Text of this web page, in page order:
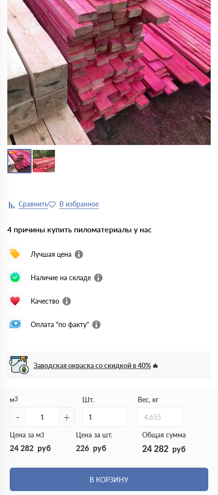
4 причины купить пиломатериалы у нас
Лучшая цена
Наличие на складе
Качество
Оплата "по факту"
Заводская окраска со скидкой в 40%
м3
- +
Шт. Вес, кг
4.655
Цена за м3
24 282 руб
Цена за шт.
226 руб
Общая сумма
24 282 руб
В КОРЗИНУ